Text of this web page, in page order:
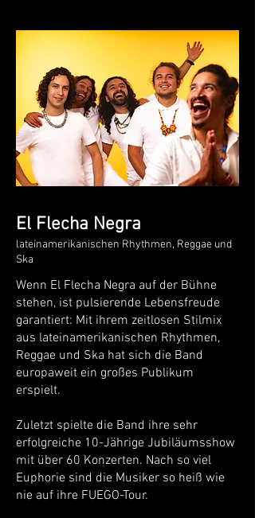
El Flecha Negra
lateinamerikanischen Rhythmen, Reggae und
Ska
Wenn El Flecha Negra auf der Bühne
stehen, ist pulsierende Lebensfreude
garantiert: Mit ihrem zeitlosen Stilmix
aus lateinamerikanischen Rhythmen,
Reggae und Ska hat sich die Band
europaweit ein großes Publikum
erspielt.
Zuletzt spielte die Band ihre sehr
erfolgreiche 10-Jährige Jubiläumsshow
mit über 60 Konzerten. Nach so viel
Euphorie sind die Musiker so heiß wie
nie auf ihre FUEGO-Tour.